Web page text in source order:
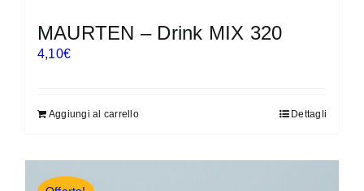
MAURTEN – Drink MIX 320
4,10€
Aggiungi al carrello Dettagli